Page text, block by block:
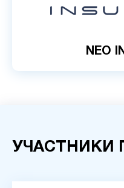
NEO
УЧАСТНИКИ